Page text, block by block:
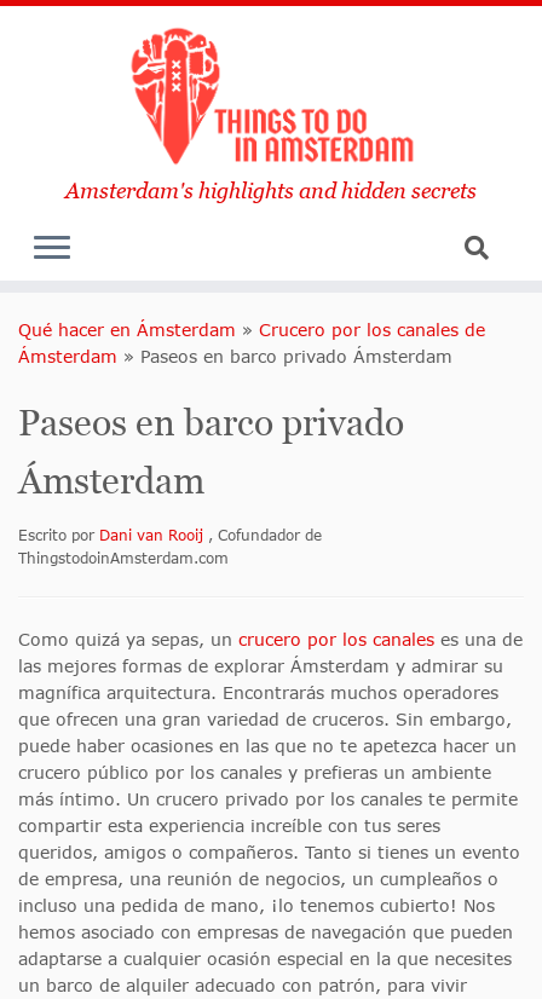
Amsterdam's highlights and hidden secrets
Qué hacer en Ámsterdam » Crucero por los canales de
Ámsterdam » Paseos en barco privado Ámsterdam
Paseos en barco privado
Ámsterdam
Escrito por Dani van Rooij , Cofundador de
ThingstodoinAmsterdam.com
Como quizá ya sepas, un crucero por los canales es una de
las mejores formas de explorar Ámsterdam y admirar su
magnífica arquitectura. Encontrarás muchos operadores
que ofrecen una gran variedad de cruceros. Sin embargo,
puede haber ocasiones en las que no te apetezca hacer un
crucero público por los canales y prefieras un ambiente
más íntimo. Un crucero privado por los canales te permite
compartir esta experiencia increíble con tus seres
queridos, amigos o compañeros. Tanto si tienes un evento
de empresa, una reunión de negocios, un cumpleaños o
incluso una pedida de mano, ¡lo tenemos cubierto! Nos
hemos asociado con empresas de navegación que pueden
adaptarse a cualquier ocasión especial en la que necesites
un barco de alquiler adecuado con patrón, para vivir